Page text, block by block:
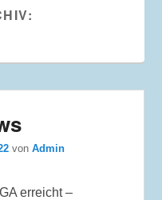
vonAdmin
erreicht –